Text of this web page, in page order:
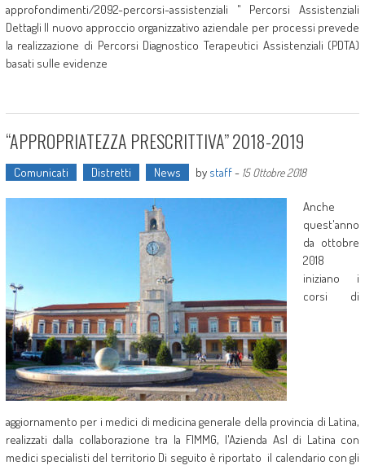
approfondimenti/2092-percorsi-assistenziali " Percorsi Assistenziali
Dettagli Il nuovo approccio organizzativo aziendale per processi prevede
la realizzazione di Percorsi Diagnostico Terapeutici Assistenziali (PDTA)
basati sulle evidenze
“APPROPRIATEZZA PRESCRITTIVA” 2018-2019
Comunicati Distretti News by staff- 15 Ottobre 2018
Anche
quest'anno
da ottobre
2018
iniziano i
corsi di
aggiornamento per i medici di medicina generale della provincia di Latina,
realizzati dalla collaborazione tra la FIMMG, l'Azienda Asl di Latina con
medici specialisti del territorio Di seguito è riportato il calendario con gli